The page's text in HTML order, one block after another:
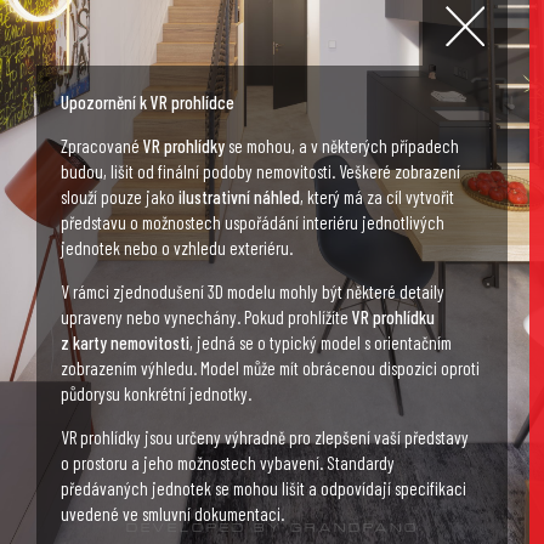
Upozornění k VR prohlídce
Zpracované VR prohlídkyse mohou, a v některých případech
budou, lišit od finální podoby nemovitosti. Veškeré zobrazení
slouží pouze jako ilustrativní náhled, který má za cíl vytvořit
představu o možnostech uspořádání interiéru jednotlivých
jednotek nebo o vzhledu exteriéru.
V rámci zjednodušení 3D modelu mohly být některé detaily
upraveny nebo vynechány. Pokud prohlížíte VR prohlídku
z karty nemovitosti, jedná se o typický model s orientačním
zobrazením výhledu. Model může mít obrácenou dispozici oproti
půdorysu konkrétní jednotky.
VR prohlídky jsou určeny výhradně pro zlepšení vaší představy
o prostoru a jeho možnostech vybavení. Standardy
předávaných jednotek se mohou lišit a odpovídají specifikaci
uvedené ve smluvní dokumentaci.